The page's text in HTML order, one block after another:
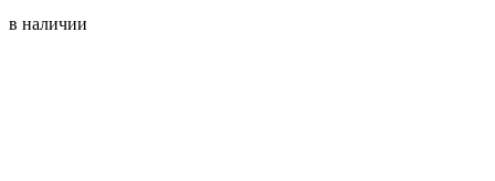
в наличии